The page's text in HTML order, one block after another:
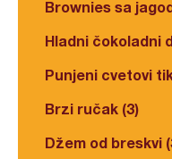
Brownies sa
Hladni čokoladni
Punjeni cvetovi
Brzi ručak (3)
Džem od breskvi